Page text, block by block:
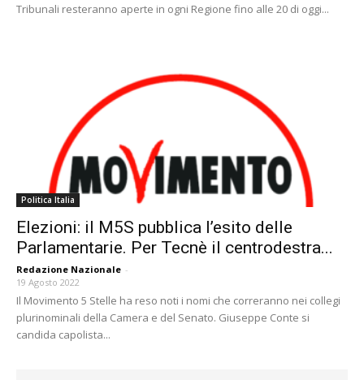
Tribunali resteranno aperte in ogni Regione fino alle 20 di oggi...
Politica Italia
Elezioni: il M5S pubblica l’esito delle
Parlamentarie. Per Tecnè il centrodestra...
Redazione Nazionale -
19 Agosto 2022
Il Movimento 5 Stelle ha reso noti i nomi che correranno nei collegi
plurinominali della Camera e del Senato. Giuseppe Conte si
candida capolista...